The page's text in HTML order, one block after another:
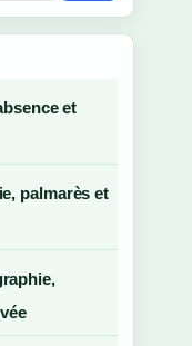
et
palmarès et